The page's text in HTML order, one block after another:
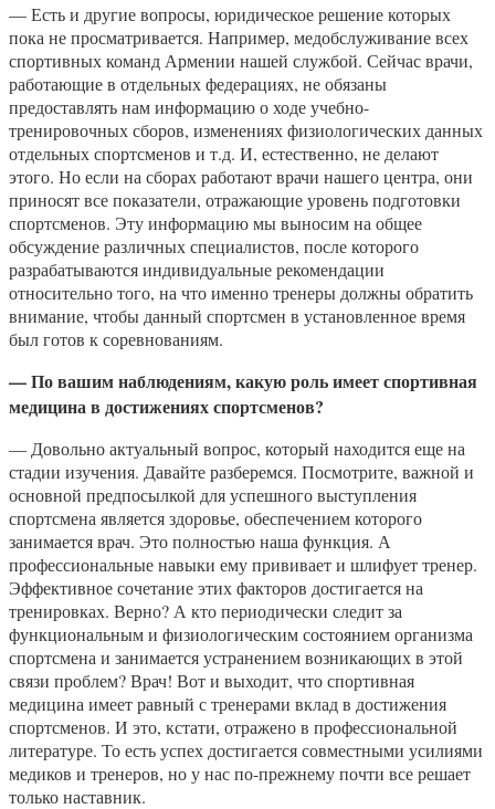
— Есть и другие вопросы, юридическое решение которых
пока не просматривается. Например, медобслуживание всех
спортивных команд Армении нашей службой. Сейчас врачи,
работающие в отдельных федерациях, не обязаны
предоставлять нам информацию о ходе учебно-
тренировочных сборов, изменениях физиологических данных
отдельных спортсменов и т.д. И, естественно, не делают
этого. Но если на сборах работают врачи нашего центра, они
приносят все показатели, отражающие уровень подготовки
спортсменов. Эту информацию мы выносим на общее
обсуждение различных специалистов, после которого
разрабатываются индивидуальные рекомендации
относительно того, на что именно тренеры должны обратить
внимание, чтобы данный спортсмен в установленное время
был готов к соревнованиям.
— По вашим наблюдениям, какую роль имеет спортивная
медицина в достижениях спортсменов?
— Довольно актуальный вопрос, который находится еще на
стадии изучения. Давайте разберемся. Посмотрите, важной и
основной предпосылкой для успешного выступления
спортсмена является здоровье, обеспечением которого
занимается врач. Это полностью наша функция. А
профессиональные навыки ему прививает и шлифует тренер.
Эффективное сочетание этих факторов достигается на
тренировках. Верно? А кто периодически следит за
функциональным и физиологическим состоянием организма
спортсмена и занимается устранением возникающих в этой
связи проблем? Врач! Вот и выходит, что спортивная
медицина имеет равный с тренерами вклад в достижения
спортсменов. И это, кстати, отражено в профессиональной
литературе. То есть успех достигается совместными усилиями
медиков и тренеров, но у нас по-прежнему почти все решает
только наставник.